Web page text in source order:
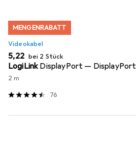
MENGENRABATT
Videokabel
EUR
5,22 bei 2 Stück
LogiLinkDisplayPort — DisplayPort
2 m
76